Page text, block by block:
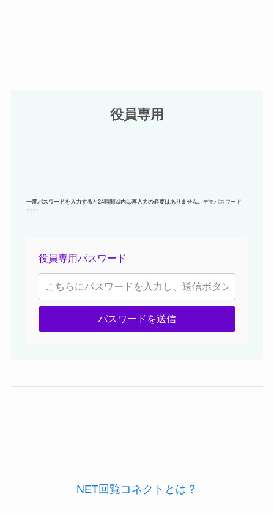
役員専用
一度パスワードを入力すると24時間以内は再入力の必要はありません。 デモパスワード
1111
役員専用パスワード
パスワードを送信
NET回覧コネクトとは？